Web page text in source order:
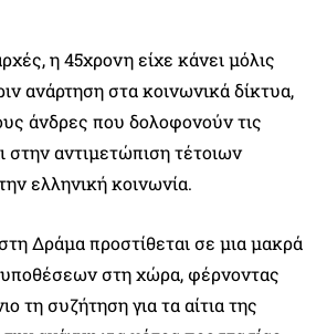
η 45χρονη είχε κάνει μόλις
ανάρτηση στα κοινωνικά δίκτυα,
άνδρες που δολοφονούν τις
στην αντιμετώπιση τέτοιων
ελληνική κοινωνία.
Δράμα προστίθεται σε μια μακρά
στη χώρα, φέρνοντας
τη συζήτηση για τα αίτια της